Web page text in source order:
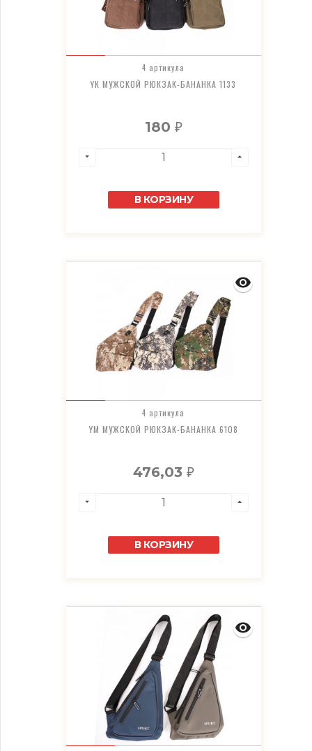
4 артикула
YK МУЖСКОЙ РЮКЗАК-БАНАНКА 1133
180 ₽
В КОРЗИНУ
4 артикула
YM МУЖСКОЙ РЮКЗАК-БАНАНКА 6108
476,03 ₽
В КОРЗИНУ